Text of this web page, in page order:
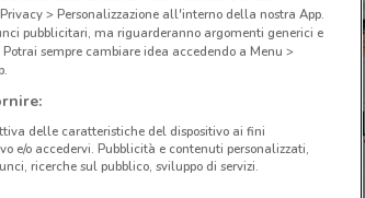
> Personalizzazione all'interno della nostra App.
pubblicitari, ma riguarderanno argomenti generici e
sempre cambiare idea accedendo a Menu >
delle caratteristiche del dispositivo ai fini
e/o accedervi. Pubblicità e contenuti personalizzati,
ricerche sul pubblico, sviluppo di servizi.